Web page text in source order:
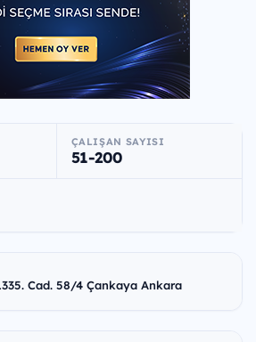
ÇALIŞAN SAYISI
51-200
Cad. 58/4 Çankaya Ankara